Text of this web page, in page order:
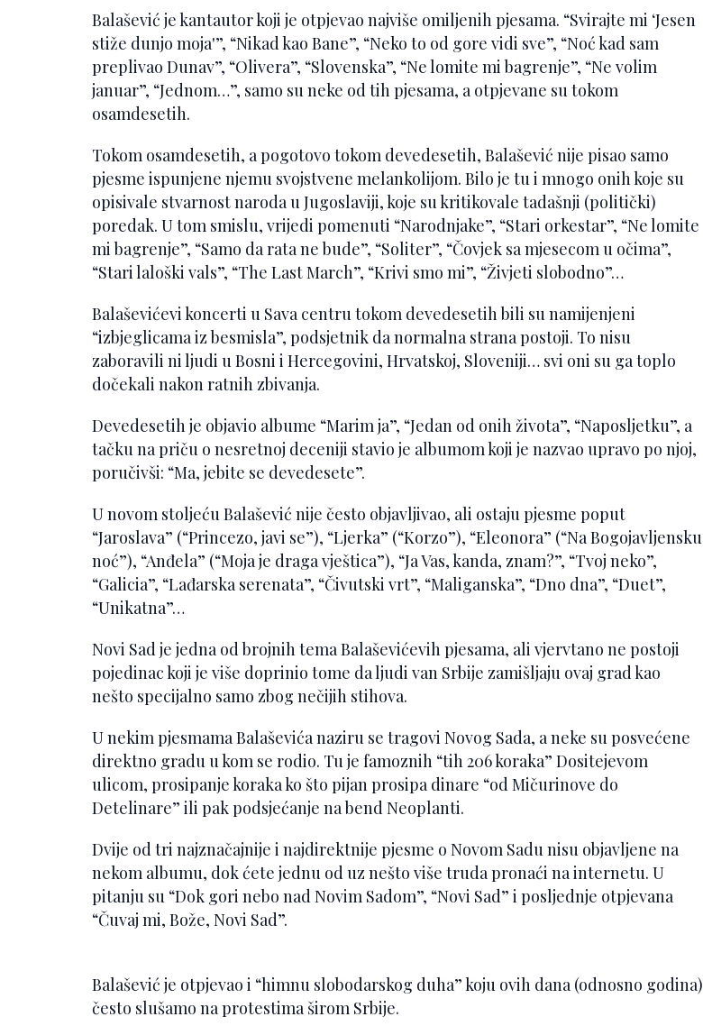
Balašević je kantautor koji je otpjevao najviše omiljenih pjesama. “Svirajte mi ‘Jesen
stiže dunjo moja'”, “Nikad kao Bane”, “Neko to od gore vidi sve”, “Noć kad sam
preplivao Dunav”, “Olivera”, “Slovenska”, “Ne lomite mi bagrenje”, “Ne volim
januar”, “Jednom…”, samo su neke od tih pjesama, a otpjevane su tokom
osamdesetih.
Tokom osamdesetih, a pogotovo tokom devedesetih, Balašević nije pisao samo
pjesme ispunjene njemu svojstvene melankolijom. Bilo je tu i mnogo onih koje su
opisivale stvarnost naroda u Jugoslaviji, koje su kritikovale tadašnji (politički)
poredak. U tom smislu, vrijedi pomenuti “Narodnjake”, “Stari orkestar”, “Ne lomite
mi bagrenje”, “Samo da rata ne bude”, “Soliter”, “Čovjek sa mjesecom u očima”,
“Stari laloški vals”, “The Last March”, “Krivi smo mi”, “Živjeti slobodno”…
Balaševićevi koncerti u Sava centru tokom devedesetih bili su namijenjeni
“izbjeglicama iz besmisla”, podsjetnik da normalna strana postoji. To nisu
zaboravili ni ljudi u Bosni i Hercegovini, Hrvatskoj, Sloveniji… svi oni su ga toplo
dočekali nakon ratnih zbivanja.
Devedesetih je objavio albume “Marim ja”, “Jedan od onih života”, “Naposljetku”, a
tačku na priču o nesretnoj deceniji stavio je albumom koji je nazvao upravo po njoj,
poručivši: “Ma, jebite se devedesete”.
U novom stoljeću Balašević nije često objavljivao, ali ostaju pjesme poput
“Jaroslava” (“Princezo, javi se”), “Ljerka” (“Korzo”), “Eleonora” (“Na Bogojavljensku
noć”), “Anđela” (“Moja je draga vještica”), “Ja Vas, kanda, znam?”, “Tvoj neko”,
“Galicia”, “Lađarska serenata”, “Čivutski vrt”, “Maliganska”, “Dno dna”, “Duet”,
“Unikatna”…
Novi Sad je jedna od brojnih tema Balaševićevih pjesama, ali vjervtano ne postoji
pojedinac koji je više doprinio tome da ljudi van Srbije zamišljaju ovaj grad kao
nešto specijalno samo zbog nečijih stihova.
U nekim pjesmama Balaševića naziru se tragovi Novog Sada, a neke su posvećene
direktno gradu u kom se rodio. Tu je famoznih “tih 206 koraka” Dositejevom
ulicom, prosipanje koraka ko što pijan prosipa dinare “od Mičurinove do
Detelinare” ili pak podsjećanje na bend Neoplanti.
Dvije od tri najznačajnije i najdirektnije pjesme o Novom Sadu nisu objavljene na
nekom albumu, dok ćete jednu od uz nešto više truda pronaći na internetu. U
pitanju su “Dok gori nebo nad Novim Sadom”, “Novi Sad” i posljednje otpjevana
“Čuvaj mi, Bože, Novi Sad”.
Balašević je otpjevao i “himnu slobodarskog duha” koju ovih dana (odnosno godina)
često slušamo na protestima širom Srbije.